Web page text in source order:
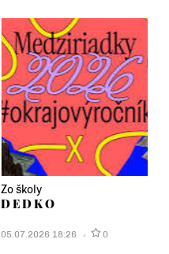
Zo školy
D E D K O
05.07.2026 18:26 0